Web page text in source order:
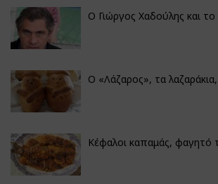
Ο Γιώργος Χαδούλης και το
Ο «Λάζαρος», τα
Κέφαλοι καπαμάς, φαγητό